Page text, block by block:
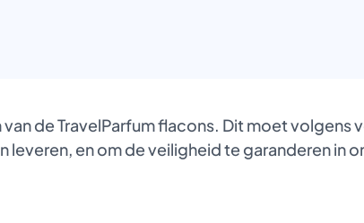
de TravelParfum flacons. Dit moet volgens
en om de veiligheid te garanderen in